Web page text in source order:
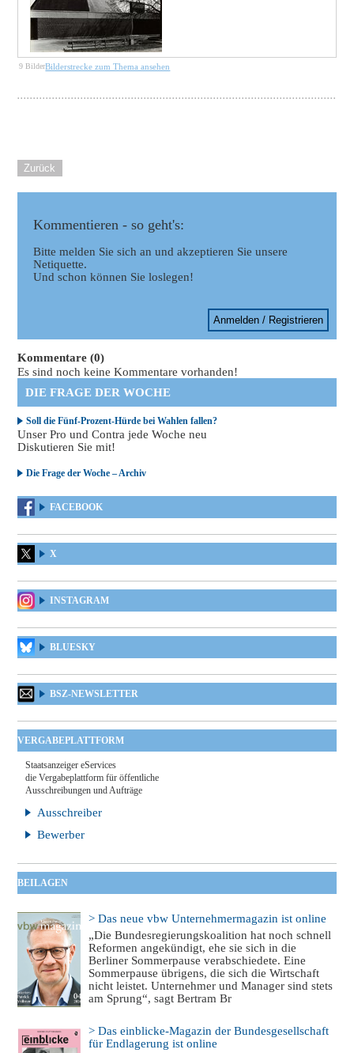
9 BilderBilderstrecke zum Thema ansehen
Zurück
Kommentieren - so geht's:
Bitte melden Sie sich an und akzeptieren Sie unsere
Netiquette.
Und schon können Sie loslegen!
Anmelden / Registrieren
Kommentare (0)
Es sind noch keine Kommentare vorhanden!
DIE FRAGE DER WOCHE
Soll die Fünf-Prozent-Hürde bei Wahlen fallen?
Unser Pro und Contra jede Woche neu
Diskutieren Sie mit!
Die Frage der Woche – Archiv
FACEBOOK
X
INSTAGRAM
BLUESKY
BSZ-NEWSLETTER
VERGABEPLATTFORM
Staatsanzeiger eServices
die Vergabeplattform für öffentliche
Ausschreibungen und Aufträge
Ausschreiber
Bewerber
BEILAGEN
> Das neue vbw Unternehmermagazin ist online
„Die Bundesregierungskoalition hat noch schnell
Reformen angekündigt, ehe sie sich in die
Berliner Sommerpause verabschiedete. Eine
Sommerpause übrigens, die sich die Wirtschaft
nicht leistet. Unternehmer und Manager sind stets
am Sprung“, sagt Bertram Br
> Das einblicke-Magazin der Bundesgesellschaft
für Endlagerung ist online